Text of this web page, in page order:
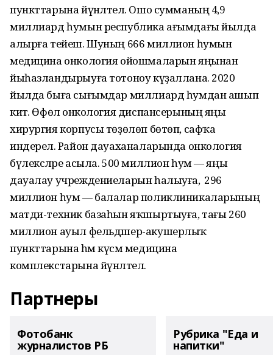
пункттарына йүнәлтелә. Ошо сумманың 4,9
миллиард һумын республика ағымдағы йылда
алырға тейеш. Шуның 666 миллион һумын
медицина онкология ойошмаларын яңынан
йыһазландырыуға тотоноу күҙаллана. 2020
йылда быға сығымдар миллиард һумдан ашып
китә. Өфөлә онкология диспансерының яңы
хирургия корпусы төҙөлөп бөтөп, сафҡа
индерелә. Район дауаханаларында онкология
бүлексәләре асыла. 500 миллион һум — яңы
дауалау учреждениеларын һалыуға, ә 296
миллион һум — балалар поликлиникаларының
матди-техник базаһын яҡшыртыуға, тағы 260
миллион ауыл фельдшер-акушерлыҡ
пункттарына һәм күсмә медицина
комплекстарына йүнәлтелә.
Партнеры
Фотобанк
журналистов РБ
Рубрика "Еда и
напитки"